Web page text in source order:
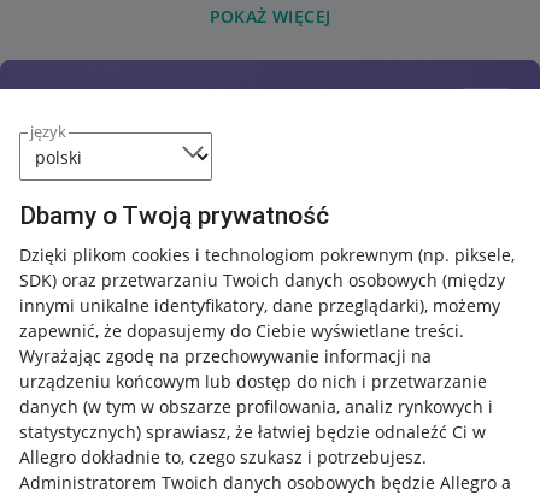
język
Dbamy o Twoją prywatność
Dzięki plikom cookies i technologiom pokrewnym (np. piksele,
SDK) oraz przetwarzaniu Twoich danych osobowych (między
innymi unikalne identyfikatory, dane przeglądarki), możemy
zapewnić, że dopasujemy do Ciebie wyświetlane treści.
Wyrażając zgodę na przechowywanie informacji na
urządzeniu końcowym lub dostęp do nich i przetwarzanie
danych (w tym w obszarze profilowania, analiz rynkowych i
statystycznych) sprawiasz, że łatwiej będzie odnaleźć Ci w
Allegro dokładnie to, czego szukasz i potrzebujesz.
Administratorem Twoich danych osobowych będzie Allegro a
POKAŻ WIĘCEJ